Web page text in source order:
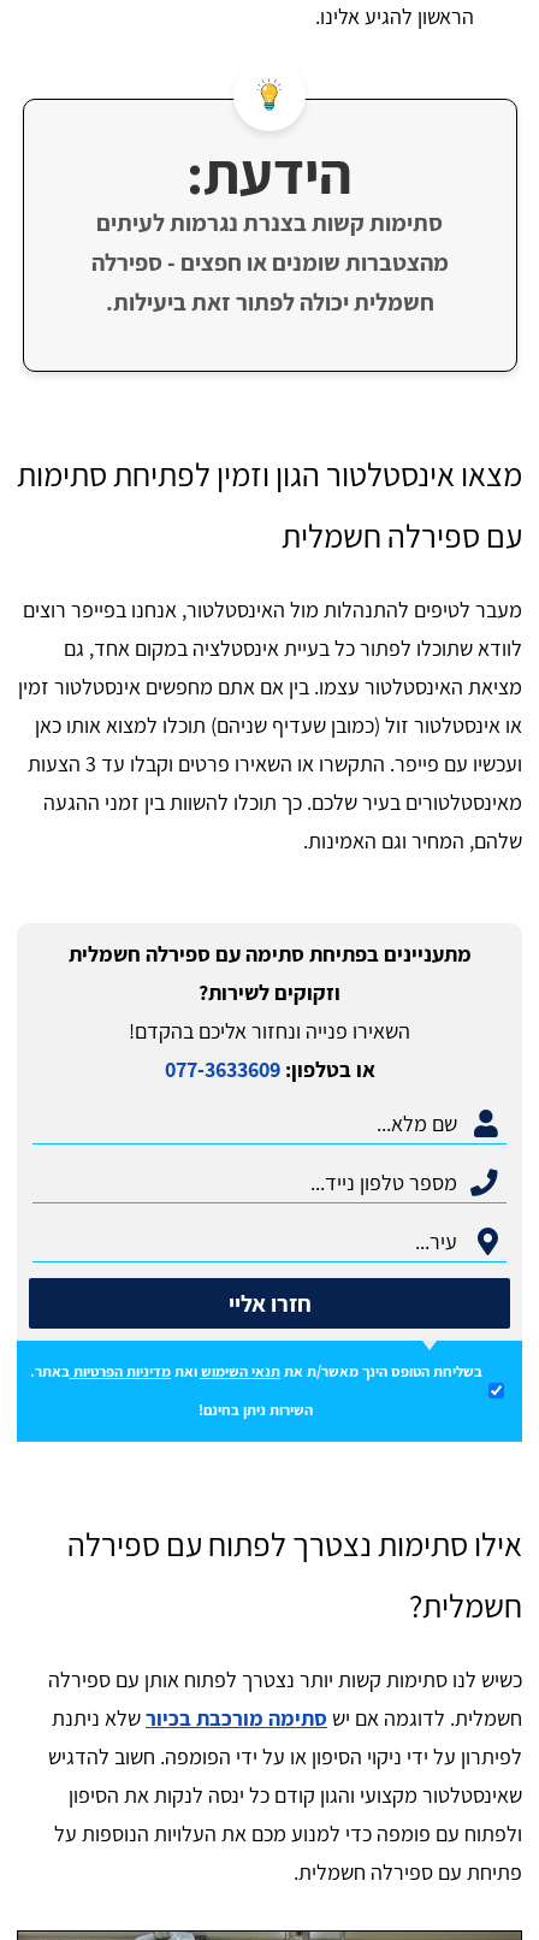
הראשון להגיע אלינו.
הידעת:
סתימות קשות בצנרת נגרמות לעיתים
מהצטברות שומנים או חפצים - ספירלה
חשמלית יכולה לפתור זאת ביעילות.
מצאו אינסטלטור הגון וזמין לפתיחת סתימות
עם ספירלה חשמלית
מעבר לטיפים להתנהלות מול האינסטלטור, אנחנו בפייפר רוצים
לוודא שתוכלו לפתור כל בעיית אינסטלציה במקום אחד, גם
מציאת האינסטלטור עצמו. בין אם אתם מחפשים אינסטלטור זמין
או אינסטלטור זול (כמובן שעדיף שניהם) תוכלו למצוא אותו כאן
ועכשיו עם פייפר. התקשרו או השאירו פרטים וקבלו עד 3 הצעות
מאינסטלטורים בעיר שלכם. כך תוכלו להשוות בין זמני ההגעה
שלהם, המחיר וגם האמינות.
מתעניינים בפתיחת סתימה עם ספירלה חשמלית
וזקוקים לשירות?
השאירו פנייה ונחזור אליכם בהקדם!
או בטלפון:077-3633609
חזרו אליי
בשליחת הטופס הינך מאשר/ת אתתנאי השימושואתמדיניות הפרטיות באתר.
השירות ניתן בחינם!
אילו סתימות נצטרך לפתוח עם ספירלה
חשמלית?
כשיש לנו סתימות קשות יותר נצטרך לפתוח אותן עם ספירלה
חשמלית. לדוגמה אם יש סתימה מורכבת בכיורשלא ניתנת
לפיתרון על ידי ניקוי הסיפון או על ידי הפומפה. חשוב להדגיש
שאינסטלטור מקצועי והגון קודם כל ינסה לנקות את הסיפון
ולפתוח עם פומפה כדי למנוע מכם את העלויות הנוספות על
פתיחת עם ספירלה חשמלית.